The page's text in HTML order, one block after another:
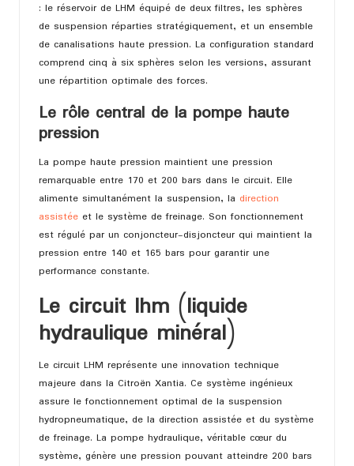
: le réservoir de LHM équipé de deux filtres, les sphères
de suspension réparties stratégiquement, et un ensemble
de canalisations haute pression. La configuration standard
comprend cinq à six sphères selon les versions, assurant
une répartition optimale des forces.
Le rôle central de la pompe haute
pression
La pompe haute pression maintient une pression
remarquable entre 170 et 200 bars dans le circuit. Elle
alimente simultanément la suspension, la direction
assistée et le système de freinage. Son fonctionnement
est régulé par un conjoncteur-disjoncteur qui maintient la
pression entre 140 et 165 bars pour garantir une
performance constante.
Le circuit lhm (liquide
hydraulique minéral)
Le circuit LHM représente une innovation technique
majeure dans la Citroën Xantia. Ce système ingénieux
assure le fonctionnement optimal de la suspension
hydropneumatique, de la direction assistée et du système
de freinage. La pompe hydraulique, véritable cœur du
système, génère une pression pouvant atteindre 200 bars